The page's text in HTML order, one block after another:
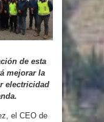
de esta
mejorar la
electricidad
el CEO de